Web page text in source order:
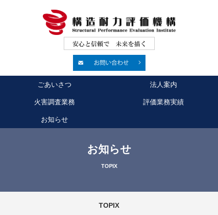
ごあいさつ 法人案内
火害調査業務 評価業務実績
お知らせ
お知らせ
TOPIX
TOPIX